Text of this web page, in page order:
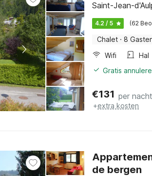
Saint-Jean-
4.2 / 5 (62
Chalet · 8
Wifi
Hal
Gratis
€131 per nacht
+extra kosten
de bergen